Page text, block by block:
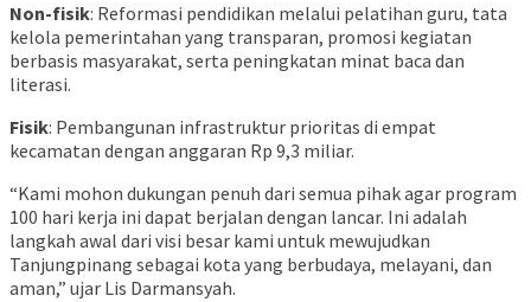
Non-fisik: Reformasi pendidikan melalui pelatihan guru, tata
kelola pemerintahan yang transparan, promosi kegiatan
berbasis masyarakat, serta peningkatan minat baca dan
literasi.
Fisik: Pembangunan infrastruktur prioritas di empat
kecamatan dengan anggaran Rp 9,3 miliar.
“Kami mohon dukungan penuh dari semua pihak agar program
100 hari kerja ini dapat berjalan dengan lancar. Ini adalah
langkah awal dari visi besar kami untuk mewujudkan
Tanjungpinang sebagai kota yang berbudaya, melayani, dan
aman,” ujar Lis Darmansyah.